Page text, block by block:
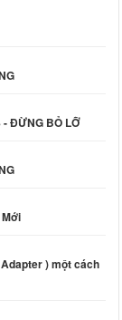
- ĐỪNG BỎ LỠ
) một cách